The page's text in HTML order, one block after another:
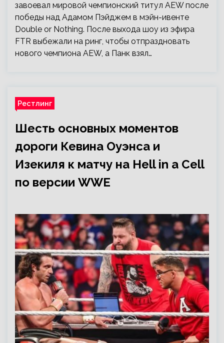
завоевал мировой чемпионский титул AEW после
победы над Адамом Пэйджем в мэйн-ивенте
Double or Nothing. После выхода шоу из эфира
FTR выбежали на ринг, чтобы отпраздновать
нового чемпиона AEW, а Панк взял…
Рестлинг
Шесть основных моментов
дороги Кевина Оуэнса и
Изекиля к матчу на Hell in a Cell
по версии WWE